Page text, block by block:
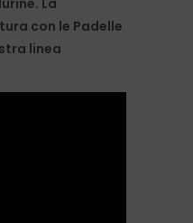
con le Padelle
linea